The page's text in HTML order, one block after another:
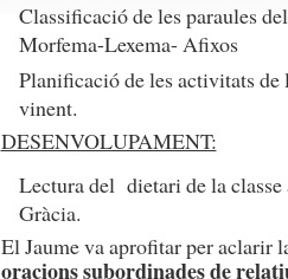
Classificació de les paraules
Morfema-Lexema- Afixos
Planificació de les activitats de
vinent.
DESENVOLUPAMENT:
Lectura del dietari de la classe
Gràcia.
El Jaume va aprofitar per aclarir
oracions subordinades de